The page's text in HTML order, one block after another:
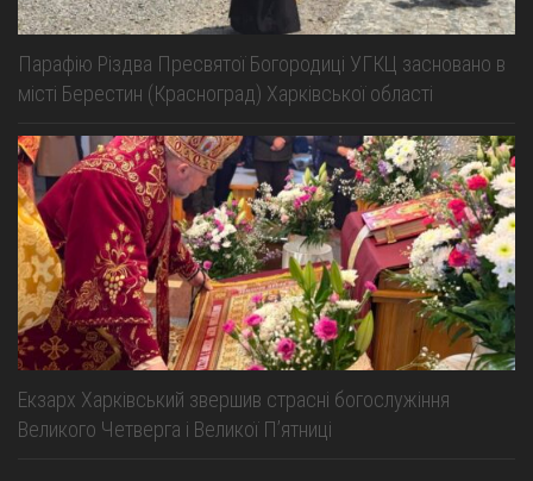
Парафію Різдва Пресвятої Богородиці УГКЦ засновано в
місті Берестин (Красноград) Харківської області
Екзарх Харківський звершив страсні богослужіння
Великого Четверга і Великої Пʼятниці